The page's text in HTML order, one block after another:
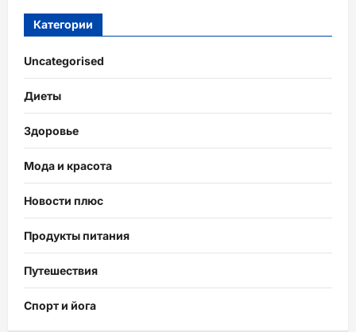
Категории
Uncategorised
Диеты
Здоровье
Мода и красота
Новости плюс
Продукты питания
Путешествия
Спорт и йога